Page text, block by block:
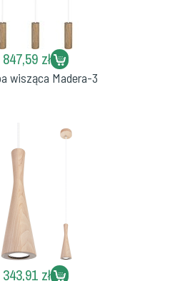
847,59 zł
wisząca Madera-3
343,91 zł